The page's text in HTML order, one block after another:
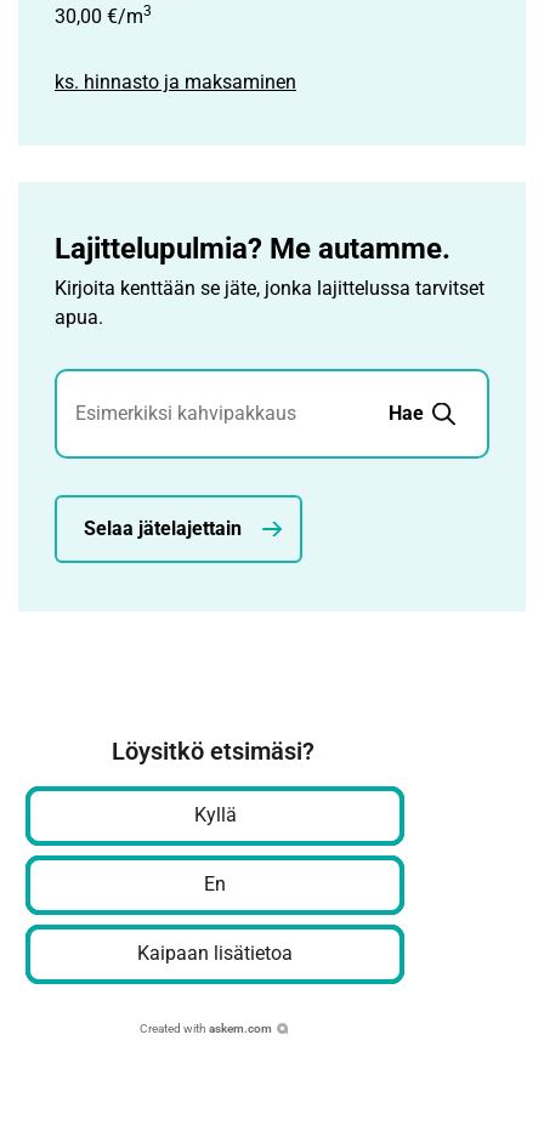
30,00 €/m3
ks. hinnasto ja maksaminen
Lajittelupulmia? Me autamme.
Kirjoita kenttään se jäte, jonka lajittelussa tarvitset
apua.
Jätehaku
Hae
Selaa jätelajettain
Löysitkö etsimäsi?
Kyllä
En
Kaipaan lisätietoa
Created with askem.com